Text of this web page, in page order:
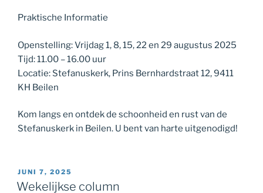
Praktische Informatie
Openstelling: Vrijdag 1, 8, 15, 22 en 29 augustus 2025
Tijd: 11.00 – 16.00 uur
Locatie: Stefanuskerk, Prins Bernhardstraat 12, 9411
KH Beilen
Kom langs en ontdek de schoonheid en rust van de
Stefanuskerk in Beilen. U bent van harte uitgenodigd!
GEPLAATST
OP
JUNI 7, 2025
Wekelijkse column